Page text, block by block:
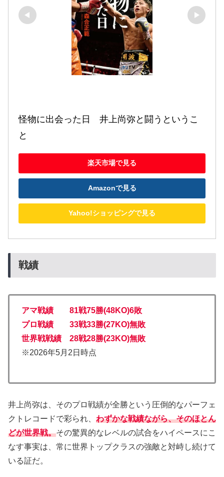
怪物に出会った日　井上尚弥と闘うというこ
と
楽天市場で見る
Amazonで見る
Yahoo!ショッピングで見る
戦績
アマ戦績 81戦75勝(48KO)6敗
プロ戦績 33戦33勝(27KO)無敗
世界戦戦績 28戦28勝(23KO)無敗
※2026年5月2日時点
井上尚弥は、そのプロ戦績が全勝という圧倒的なパーフェ
クトレコードで彩られ、 わずかな戦績ながら、そのほとん
どが世界戦。その驚異的なレベルの試合をハイペースにこ
なす事実は、常に世界トップクラスの強敵と対峙し続けて
いる証だ。